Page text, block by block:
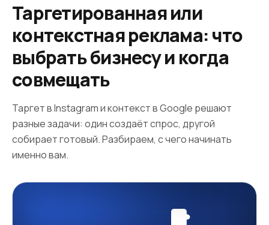
Таргетированная или
контекстная реклама: что
выбрать бизнесу и когда
совмещать
Таргет в Instagram и контекст в Google решают
разные задачи: один создаёт спрос, другой
собирает готовый. Разбираем, с чего начинать
именно вам.